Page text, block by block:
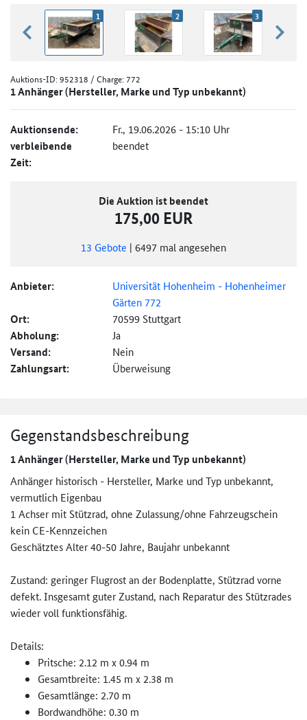
zurück blättern
1 2 3
Auktions-ID:952318 / Charge: 772
1 Anhänger (Hersteller, Marke und Typ unbekannt)
Auktionsende: Fr., 19.06.2026 - 15:10 Uhr
verbleibende
Zeit:
beendet
Die Auktion ist beendet
175,00 EUR
13 Gebote | 6497 mal angesehen
Anbieter:
Universität Hohenheim - Hohenheimer
Gärten 772
Ort: 70599 Stuttgart
Abholung: Ja
Versand: Nein
Zahlungsart: Überweisung
Gegenstandsbeschreibung
1 Anhänger (Hersteller, Marke und Typ unbekannt)
Anhänger historisch - Hersteller, Marke und Typ unbekannt,
vermutlich Eigenbau
1 Achser mit Stützrad, ohne Zulassung/ohne Fahrzeugschein
kein CE-Kennzeichen
Geschätztes Alter 40-50 Jahre, Baujahr unbekannt
Zustand: geringer Flugrost an der Bodenplatte, Stützrad vorne
defekt. Insgesamt guter Zustand, nach Reparatur des Stützrades
wieder voll funktionsfähig.
Details:
Pritsche: 2.12 m x 0.94 m
Gesamtbreite: 1.45 m x 2.38 m
Gesamtlänge: 2.70 m
Bordwandhöhe: 0.30 m